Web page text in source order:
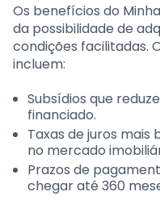
Os benefícios do
da possibilidade de
condições facilitadas.
incluem:
Subsídios que
financiado.
Taxas de juros mais
no mercado
Prazos de
chegar até 360